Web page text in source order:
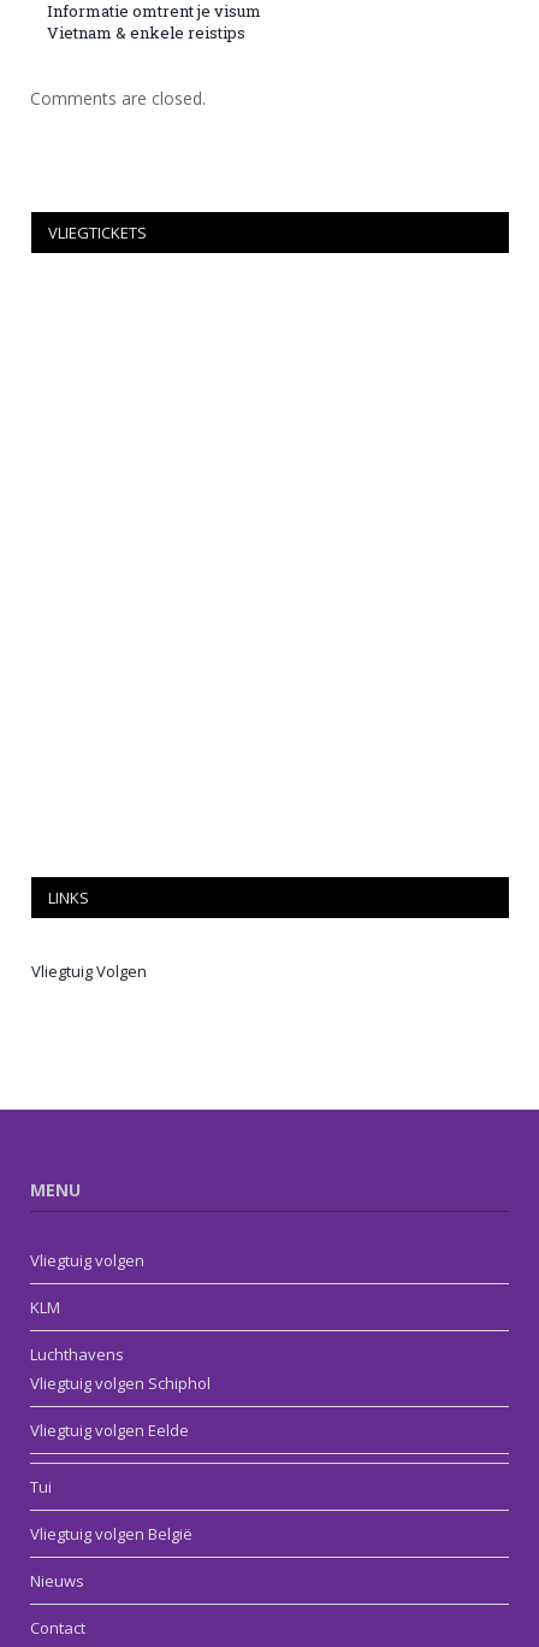
Informatie omtrent je visum
Vietnam & enkele reistips
Comments are closed.
VLIEGTICKETS
LINKS
Vliegtuig Volgen
MENU
Vliegtuig volgen
KLM
Luchthavens
Vliegtuig volgen Schiphol
Vliegtuig volgen Eelde
Tui
Vliegtuig volgen België
Nieuws
Contact